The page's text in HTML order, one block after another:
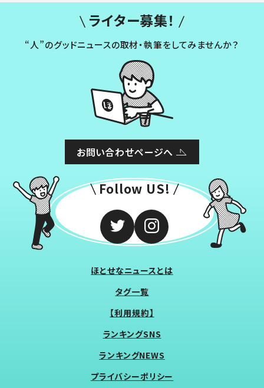
ライター募集！
“人”のグッドニュースの取材・執筆をしてみませんか？
お問い合わせページへ
Follow US!
ほとせなニュースとは
タグ一覧
【利用規約】
ランキングSNS
ランキングNEWS
プライバシーポリシー